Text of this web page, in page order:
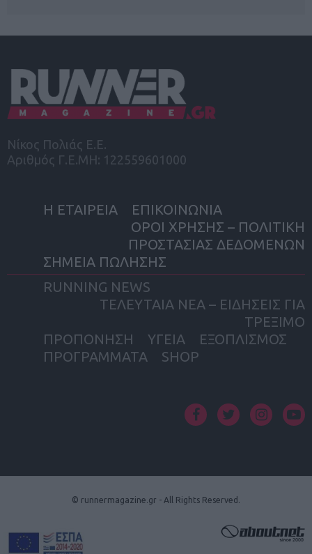
Νίκος Πολιάς Ε.Ε.
Αριθμός Γ.Ε.ΜΗ: 122559601000
Η ΕΤΑΙΡΕΙΑ
ΕΠΙΚΟΙΝΩΝΙΑ
ΟΡΟΙ ΧΡΗΣΗΣ – ΠΟΛΙΤΙΚΗ
ΠΡΟΣΤΑΣΙΑΣ ΔΕΔΟΜΕΝΩΝ
ΣΗΜΕΙΑ ΠΩΛΗΣΗΣ
RUNNING NEWS
ΤΕΛΕΥΤΑΙΑ ΝΕΑ – ΕΙΔΗΣΕΙΣ ΓΙΑ
ΤΡΕΞΙΜΟ
ΠΡΟΠΟΝΗΣΗ
ΥΓΕΙΑ
ΕΞΟΠΛΙΣΜΟΣ
ΠΡΟΓΡΑΜΜΑΤΑ
SHOP
© runnermagazine.gr - All Rights Reserved.